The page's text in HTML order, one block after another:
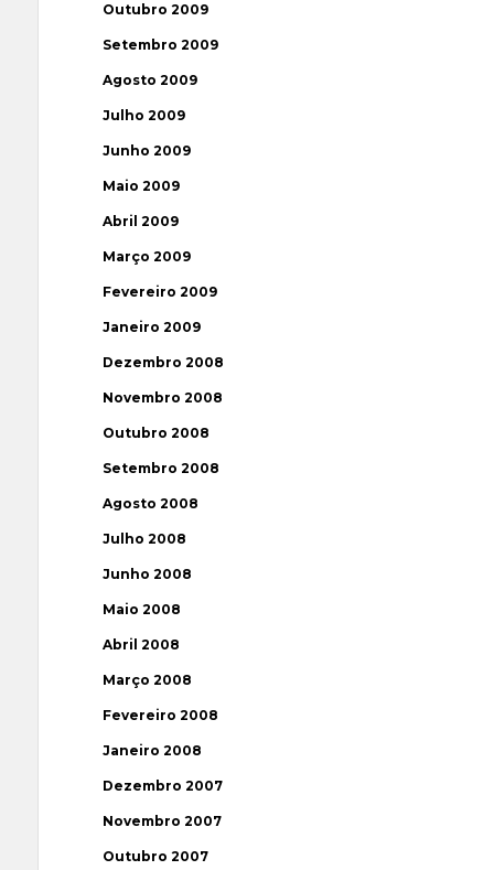
Outubro 2009
Setembro 2009
Agosto 2009
Julho 2009
Junho 2009
Maio 2009
Abril 2009
Março 2009
Fevereiro 2009
Janeiro 2009
Dezembro 2008
Novembro 2008
Outubro 2008
Setembro 2008
Agosto 2008
Julho 2008
Junho 2008
Maio 2008
Abril 2008
Março 2008
Fevereiro 2008
Janeiro 2008
Dezembro 2007
Novembro 2007
Outubro 2007